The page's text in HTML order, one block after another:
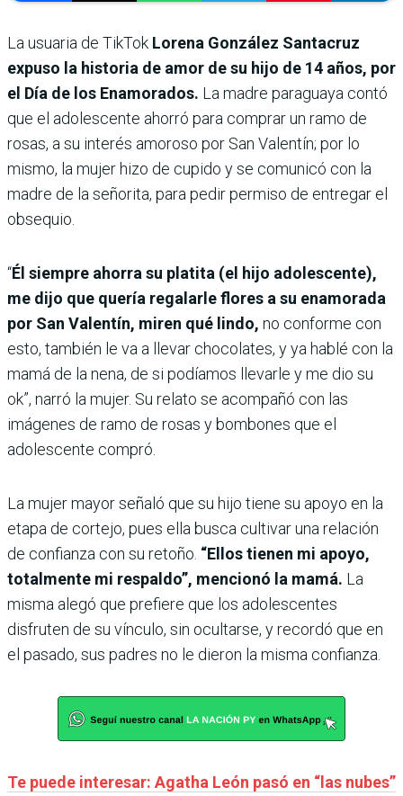
La usuaria de TikTok Lorena González Santacruz
expuso la historia de amor de su hijo de 14 años, por
el Día de los Enamorados. La madre paraguaya contó
que el adolescente ahorró para comprar un ramo de
rosas, a su interés amoroso por San Valentín; por lo
mismo, la mujer hizo de cupido y se comunicó con la
madre de la señorita, para pedir permiso de entregar el
obsequio.
“Él siempre ahorra su platita (el hijo adolescente),
me dijo que quería regalarle flores a su enamorada
por San Valentín, miren qué lindo, no conforme con
esto, también le va a llevar chocolates, y ya hablé con la
mamá de la nena, de si podíamos llevarle y me dio su
ok”, narró la mujer. Su relato se acompañó con las
imágenes de ramo de rosas y bombones que el
adolescente compró.
La mujer mayor señaló que su hijo tiene su apoyo en la
etapa de cortejo, pues ella busca cultivar una relación
de confianza con su retoño. “Ellos tienen mi apoyo,
totalmente mi respaldo”, mencionó la mamá. La
misma alegó que prefiere que los adolescentes
disfruten de su vínculo, sin ocultarse, y recordó que en
el pasado, sus padres no le dieron la misma confianza.
Te puede interesar: Agatha León pasó en “las nubes”